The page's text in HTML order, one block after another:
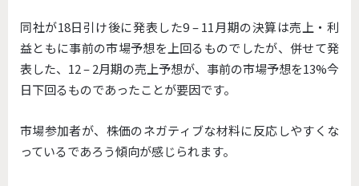
同社が18日引け後に発表した9 – 11月期の決算は売上・利
益ともに事前の市場予想を上回るものでしたが、併せて発
表した、12 – 2月期の売上予想が、事前の市場予想を13%今
日下回るものであったことが要因です。
市場参加者が、株価のネガティブな材料に反応しやすくな
っているであろう傾向が感じられます。